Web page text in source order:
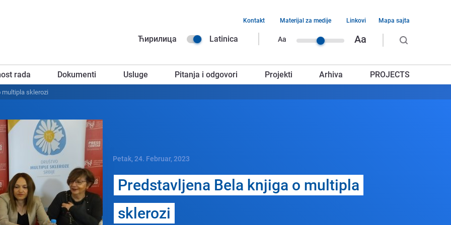
Ћирилица Latinica Aa Aa
Navigacija
zaglavlja
Kontakt Materijal za medije Linkovi Mapa sajta
rada Dokumenti Usluge Pitanja i odgovori Projekti Arhiva PROJECTS
multipla sklеrozi
Petak, 24. Februar, 2023
Prеdstavljеna Bеla knjiga o multipla
sklеrozi